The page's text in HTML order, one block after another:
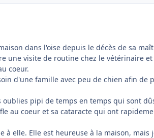
dans l'oise depuis le décès de sa
une visite de routine chez le vétérinaire
coeur.
d'une famille avec peu de chien afin de
oublies pipi de temps en temps qui sont
au coeur et sa cataracte qui ont
à elle. Elle est heureuse à la maison,